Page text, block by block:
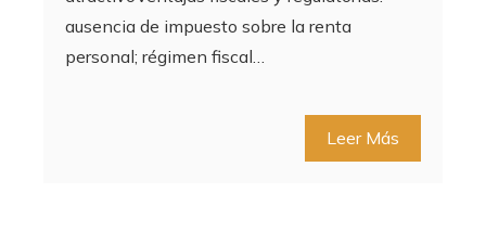
ausencia de impuesto sobre la renta
personal; régimen fiscal…
Leer Más